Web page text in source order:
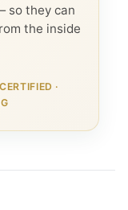
so they can
the inside
·